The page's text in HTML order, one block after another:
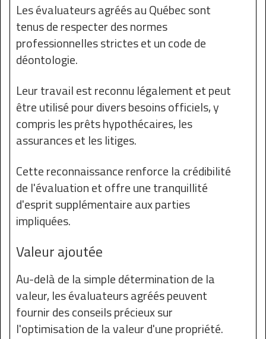
Les évaluateurs agréés au Québec sont
tenus de respecter des normes
professionnelles strictes et un code de
déontologie.
Leur travail est reconnu légalement et peut
être utilisé pour divers besoins officiels, y
compris les prêts hypothécaires, les
assurances et les litiges.
Cette reconnaissance renforce la crédibilité
de l'évaluation et offre une tranquillité
d'esprit supplémentaire aux parties
impliquées.
Valeur ajoutée
Au-delà de la simple détermination de la
valeur, les évaluateurs agréés peuvent
fournir des conseils précieux sur
l'optimisation de la valeur d'une propriété.